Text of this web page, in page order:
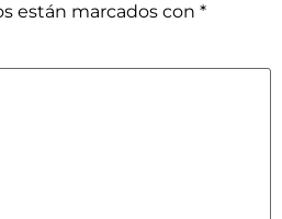
están marcados con *